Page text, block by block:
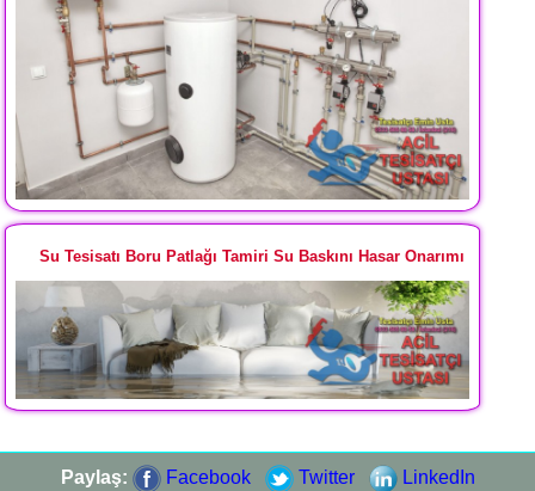
Su Tesisatı Boru Patlağı Tamiri Su Baskını Hasar Onarımı
Paylaş: Facebook Twitter LinkedIn